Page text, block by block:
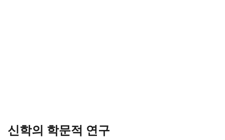
신학의 학문적 연구